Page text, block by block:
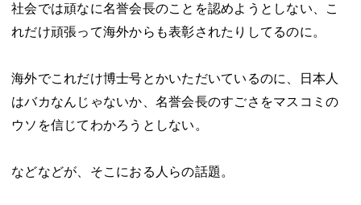
社会では頑なに名誉会長のことを認めようとしない、こ
れだけ頑張って海外からも表彰されたりしてるのに。
海外でこれだけ博士号とかいただいているのに、日本人
はバカなんじゃないか、名誉会長のすごさをマスコミの
ウソを信じてわかろうとしない。
などなどが、そこにおる人らの話題。